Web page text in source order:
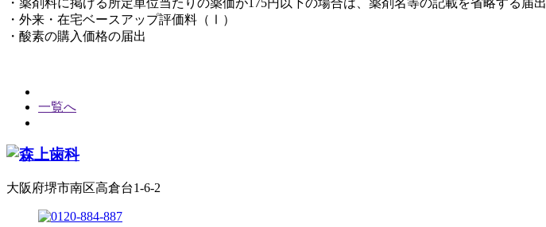
・外来・在宅ベースアップ評価料（Ⅰ）
・酸素の購入価格の届出
一覧へ
大阪府堺市南区高倉台1-6-2